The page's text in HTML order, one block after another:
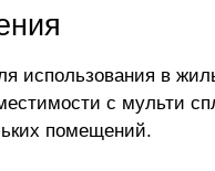
использования в
с мульти
помещений.